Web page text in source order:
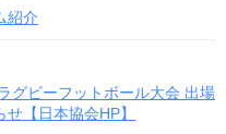
紹介
グビーフットボール大会 出場
【日本協会HP】